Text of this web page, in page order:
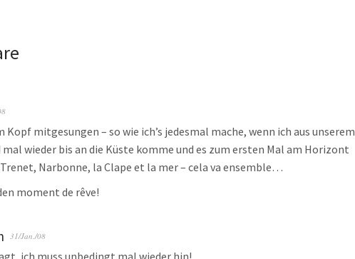
Kopf mitgesungen – so wie ich’s jedesmal mache, wenn ich aus unserem
wieder bis an die Küste komme und es zum ersten Mal am Horizont
Narbonne, la Clape et la mer – cela va ensemble…
moment de rêve!
31/Jan./08
ich muss unbedingt mal wieder hin!